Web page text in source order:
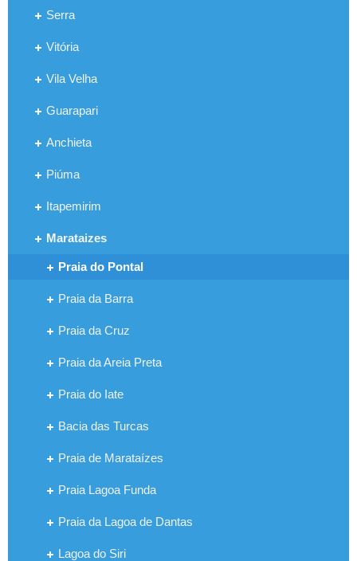
Serra
Vitória
Vila Velha
Guarapari
Anchieta
Piúma
Itapemirim
Marataizes
Praia do Pontal
Praia da Barra
Praia da Cruz
Praia da Areia Preta
Praia do Iate
Bacia das Turcas
Praia de Marataízes
Praia Lagoa Funda
Praia da Lagoa de Dantas
Lagoa do Siri